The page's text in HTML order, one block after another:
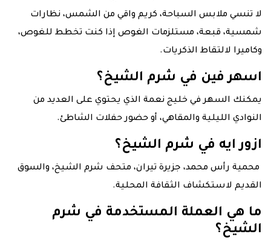
لا تنسي ملابس السباحة، كريم واقي من الشمس، نظارات
شمسية، قبعة، مستلزمات الغوص إذا كنت تخطط للغوص،
وكاميرا لالتقاط الذكريات.
اسهر فين في شرم الشيخ؟
يمكنك السهر في خليج نعمة الذي يحتوي على العديد من
النوادي الليلية والمقاهي، أو حضور حفلات الشاطئ.
ازور ايه في شرم الشيخ؟
محمية رأس محمد، جزيرة تيران، متحف شرم الشيخ، والسوق
القديم لاستكشاف الثقافة المحلية.
ما هي العملة المستخدمة في شرم
الشيخ؟